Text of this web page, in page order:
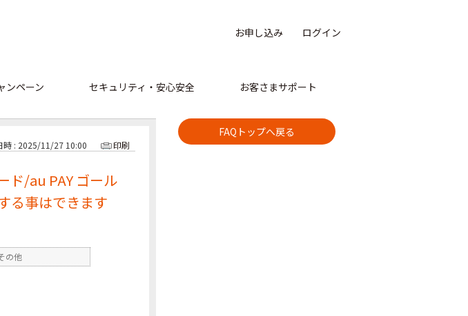
お申し込み ログイン
ンペーン セキュリティ・安心安全 お客さまサポート
FAQトップへ戻る
時 : 2025/11/27 10:00 印刷
ド/au PAY ゴール
る事はできます
の他